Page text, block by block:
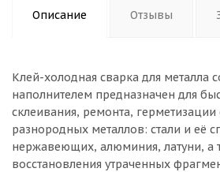
Описание Отзывы
Клей-холодная сварка для металла
наполнителем предназначен для
склеивания, ремонта,
разнородных металлов: стали и её
нержавеющих, алюминия, латуни, а
восстановления утраченных